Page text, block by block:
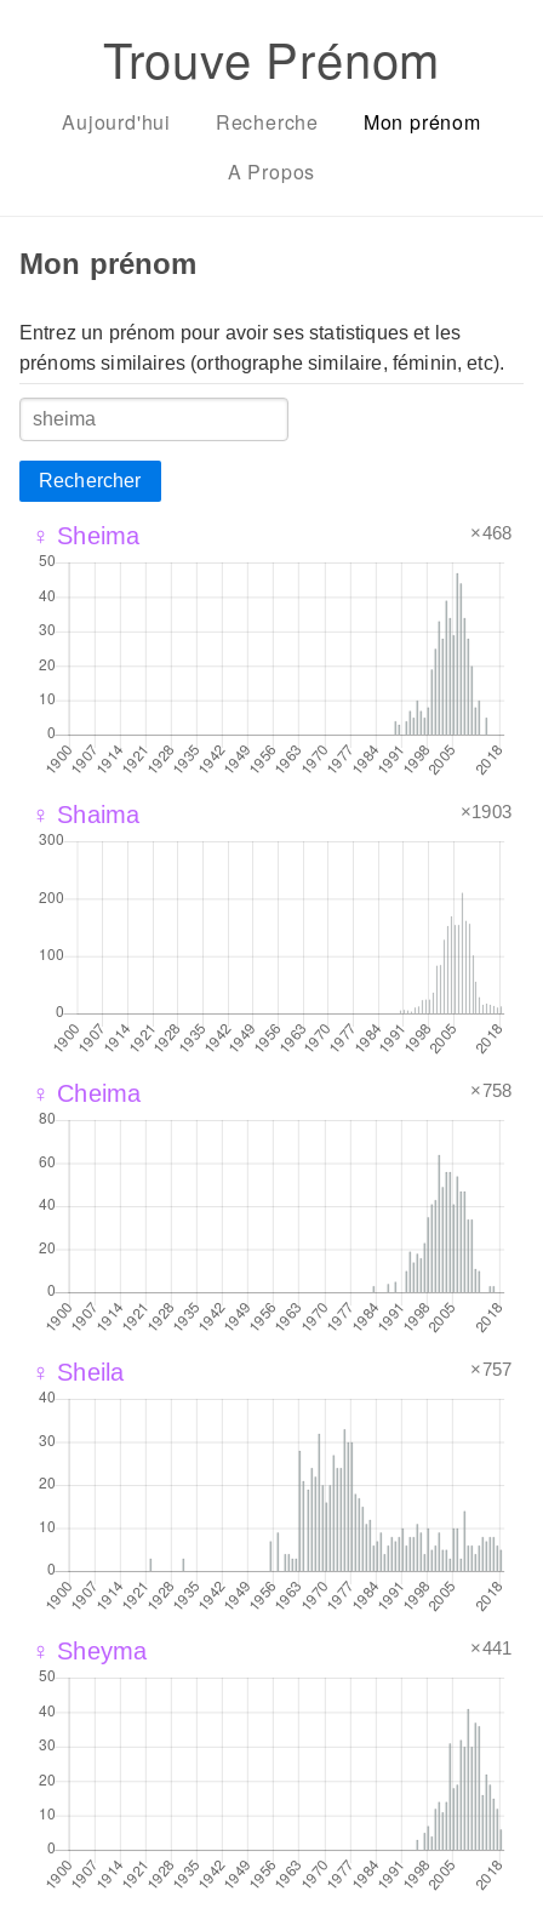
Trouve Prénom
Aujourd'hui Recherche
Mon prénom
A Propos
Mon prénom
Entrez un prénom pour avoir ses statistiques et les
prénoms similaires (orthographe similaire, féminin, etc).
Rechercher
♀ Sheima ×468
♀ Shaima ×1903
♀ Cheima ×758
♀ Sheila ×757
♀ Sheyma ×441